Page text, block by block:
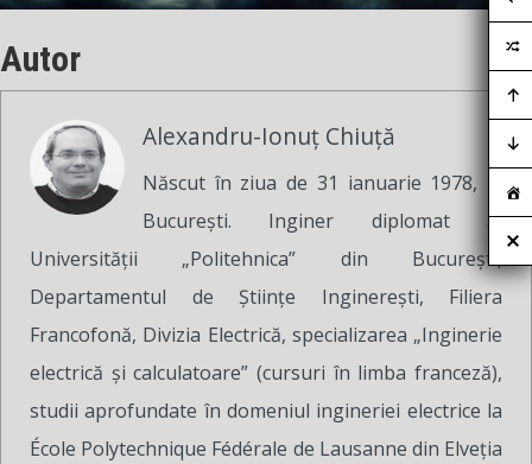
Autor
Alexandru-Ionuț Chiuță
Născut în ziua de 31 ianuarie 1978, la
București. Inginer diplomat al
Universității „Politehnica” din București,
Departamentul de Științe Inginerești, Filiera
Francofonă, Divizia Electrică, specializarea „Inginerie
electrică și calculatoare” (cursuri în limba franceză),
studii aprofundate în domeniul ingineriei electrice la
École Polytechnique Fédérale de Lausanne din Elveția